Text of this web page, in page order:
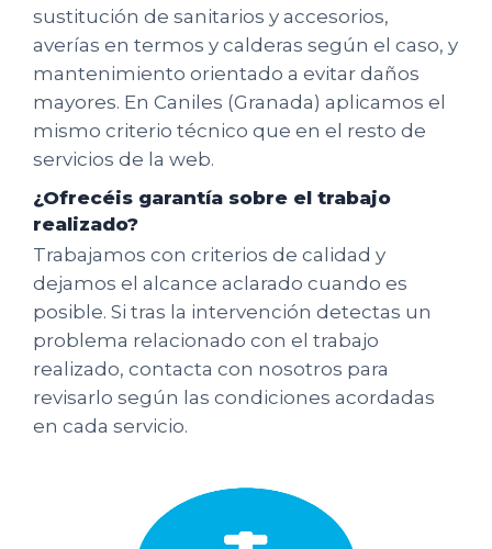
sustitución de sanitarios y accesorios,
averías en termos y calderas según el caso, y
mantenimiento orientado a evitar daños
mayores. En Caniles (Granada) aplicamos el
mismo criterio técnico que en el resto de
servicios de la web.
¿Ofrecéis garantía sobre el trabajo
realizado?
Trabajamos con criterios de calidad y
dejamos el alcance aclarado cuando es
posible. Si tras la intervención detectas un
problema relacionado con el trabajo
realizado, contacta con nosotros para
revisarlo según las condiciones acordadas
en cada servicio.